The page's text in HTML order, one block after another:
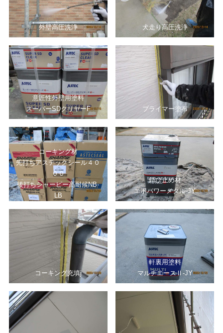
外壁高圧洗浄 犬走り高圧洗浄
意匠性外壁用塗料
スーパーSDクリヤーF
プライマー塗布
コーキング材
先打ちアステックシール４０
００
後打ちシャーピー高耐候NB‐
LB
錆び止め材
エポパワーメタル‐JY
コーキング充填j
軒裏用塗料
マルチエースⅡ‐JY